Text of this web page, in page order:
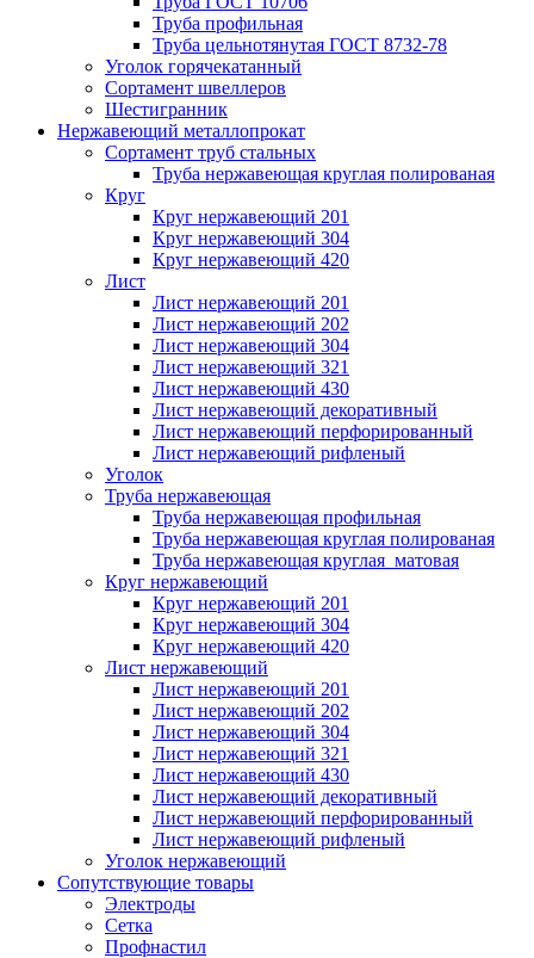
Труба профильная
Труба цельнотянутая ГОСТ 8732-78
Уголок горячекатанный
Сортамент швеллеров
Шестигранник
Нержавеющий металлопрокат
Сортамент труб стальных
Труба нержавеющая круглая полированая
Круг
Круг нержавеющий 201
Круг нержавеющий 304
Круг нержавеющий 420
Лист
Лист нержавеющий 201
Лист нержавеющий 202
Лист нержавеющий 304
Лист нержавеющий 321
Лист нержавеющий 430
Лист нержавеющий декоративный
Лист нержавеющий перфорированный
Лист нержавеющий рифленый
Уголок
Труба нержавеющая
Труба нержавеющая профильная
Труба нержавеющая круглая полированая
Труба нержавеющая круглая матовая
Круг нержавеющий
Круг нержавеющий 201
Круг нержавеющий 304
Круг нержавеющий 420
Лист нержавеющий
Лист нержавеющий 201
Лист нержавеющий 202
Лист нержавеющий 304
Лист нержавеющий 321
Лист нержавеющий 430
Лист нержавеющий декоративный
Лист нержавеющий перфорированный
Лист нержавеющий рифленый
Уголок нержавеющий
Cопутствующие товары
Электроды
Сетка
Профнастил